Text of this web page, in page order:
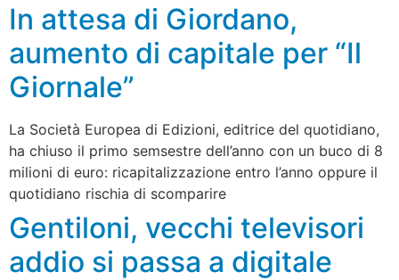
In attesa di Giordano,
aumento di capitale per “Il
Giornale”
La Società Europea di Edizioni, editrice del quotidiano,
ha chiuso il primo semsestre dell’anno con un buco di 8
milioni di euro: ricapitalizzazione entro l’anno oppure il
quotidiano rischia di scomparire
Gentiloni, vecchi televisori
addio si passa a digitale